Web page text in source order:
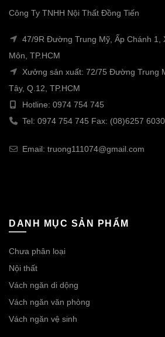
Công Ty TNHH Nội Thất Đồng Tiến
47/9R Đường Trung Mỹ, Ấp Chánh 1,
Môn, TP.HCM
Xưởng sản xuất: 72/75 Đường Trung
Tây, Q.12, TP.HCM
Hotline: 0974 754 745
Tel: 0974 754 745 Fax: (08)6257 6030
Email: truong111074@gmail.com
DANH MỤC SẢN PHẨM
Chưa phân loại
Nội thất
Vách ngăn di dộng
Vách ngăn văn phòng
Vách ngăn vệ sinh